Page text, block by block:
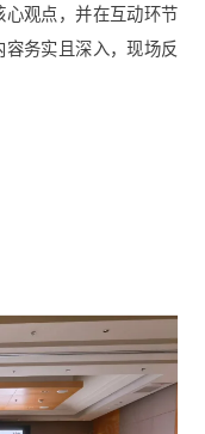
观点，并在互动环节
务实且深入，现场反